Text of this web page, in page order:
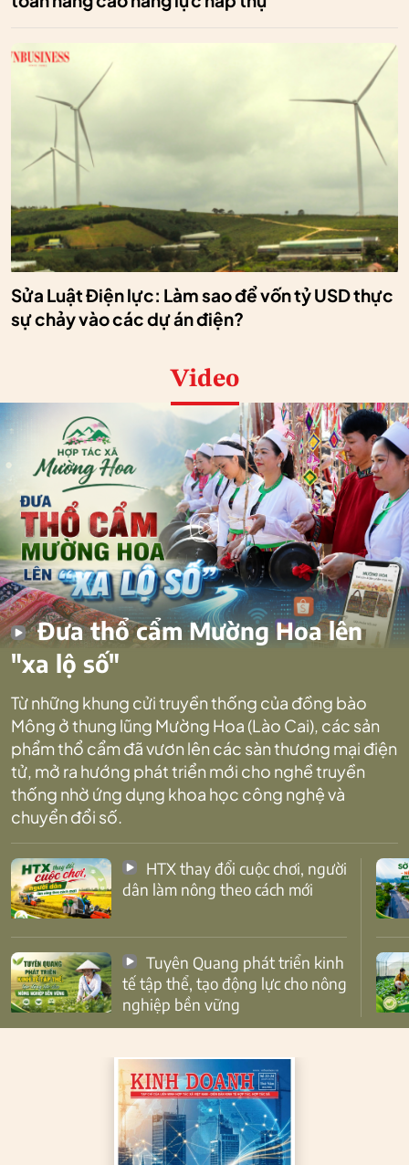
Sửa Luật Điện lực: Làm sao để vốn tỷ USD thực
sự chảy vào các dự án điện?
Video
Đưa thổ cẩm Mường Hoa lên
"xa lộ số"
Từ những khung cửi truyền thống của đồng bào
Mông ở thung lũng Mường Hoa (Lào Cai), các sản
phẩm thổ cẩm đã vươn lên các sàn thương mại điện
tử, mở ra hướng phát triển mới cho nghề truyền
thống nhờ ứng dụng khoa học công nghệ và
chuyển đổi số.
dân làm nông theo cách mới
tế tập thể, tạo động lực cho nông
nghiệp bền vững